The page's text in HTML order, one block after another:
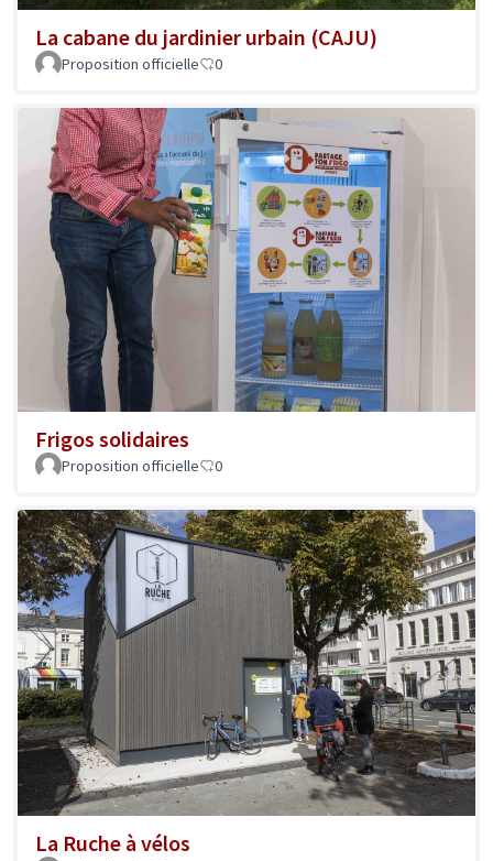
La cabane du jardinier urbain (CAJU)
Proposition officielle 0
Frigos solidaires
Proposition officielle 0
La Ruche à vélos